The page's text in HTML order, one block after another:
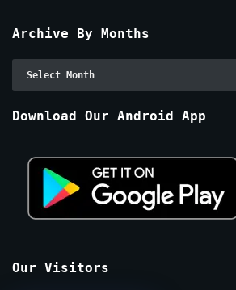
Archive By Months
Download Our Android App
Our Visitors